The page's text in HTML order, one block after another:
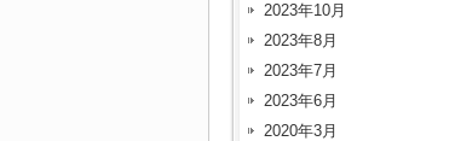
2023年10月
2023年8月
2023年7月
2023年6月
2020年3月